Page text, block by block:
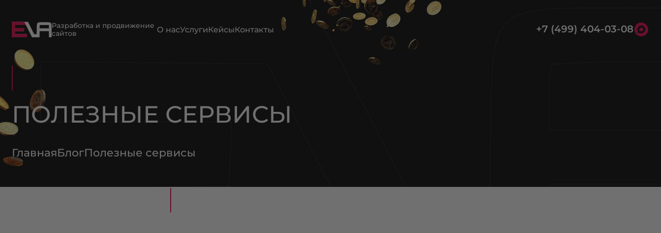
Разработка и продвижение
сайтов
О насУслугиКейсыКонтакты
+7 (499) 404-03-08
ПОЛЕЗНЫЕ СЕРВИСЫ
ГлавнаяБлогПолезные сервисы